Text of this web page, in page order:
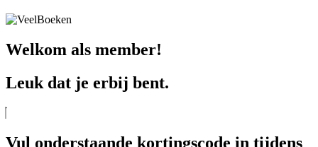
Welkom als member!
Leuk dat je erbij bent.
Vul onderstaande kortingscode in tijdens